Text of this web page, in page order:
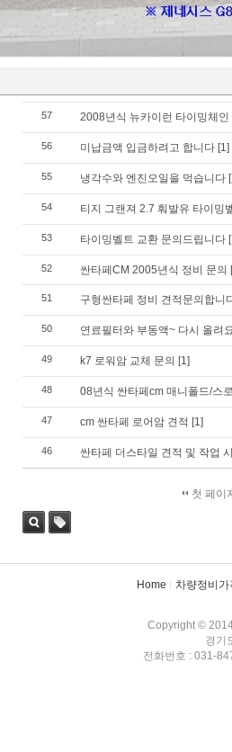
트라제 xg 정비비용문의
가스켓 교환비용 문의드립니다
57 2008년식 뉴카이런 타이밍체인
56 미납금액 입금하려고 합니다 [1]
55 냉각수와 엔진오일을 먹습니다
54 티지 그랜져 2.7 훠발유 타이밍
53 타이밍벨트 교환 문의드립니다
52 싼타페CM 2005년식 정비 문의
51 구형싼타페 정비 견적문의합니
50 연료필터와 부동액~ 다시 올려
49 k7 로워암 교체 문의 [1]
48 08년식 싼타페cm 매니폴드/스
47 cm 싼타페 로어암 견적 [1]
46 싼타페 더스타일 견적 및 작업
첫 페이
Home 차량정비가
Copyright ©
경기
전화번호 : 031-